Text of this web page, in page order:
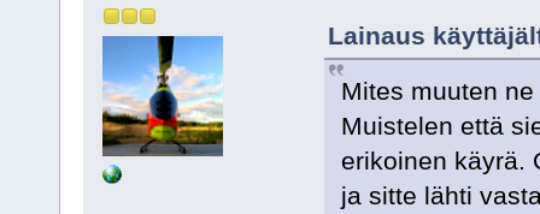
Lainaus
Mites muuten
Muistelen että
erikoinen käyrä.
ja sitte lähti